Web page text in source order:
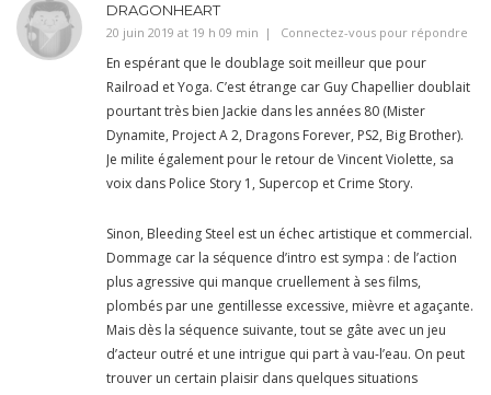
DRAGONHEART
20 juin 2019 at 19 h 09 min Connectez-vous pour répondre
En espérant que le doublage soit meilleur que pour
Railroad et Yoga. C’est étrange car Guy Chapellier doublait
pourtant très bien Jackie dans les années 80 (Mister
Dynamite, Project A 2, Dragons Forever, PS2, Big Brother).
Je milite également pour le retour de Vincent Violette, sa
voix dans Police Story 1, Supercop et Crime Story.
Sinon, Bleeding Steel est un échec artistique et commercial.
Dommage car la séquence d’intro est sympa : de l’action
plus agressive qui manque cruellement à ses films,
plombés par une gentillesse excessive, mièvre et agaçante.
Mais dès la séquence suivante, tout se gâte avec un jeu
d’acteur outré et une intrigue qui part à vau-l’eau. On peut
trouver un certain plaisir dans quelques situations